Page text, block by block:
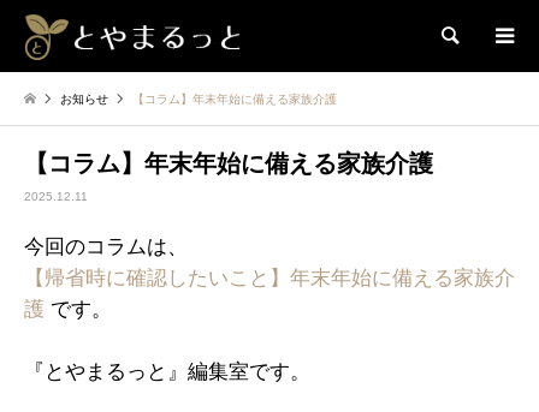
検索
お知らせ 【コラム】年末年始に備える家族介護
【コラム】年末年始に備える家族介護
2025.12.11
今回のコラムは、
【帰省時に確認したいこと】年末年始に備える家族介
護 です。
『とやまるっと』編集室です。